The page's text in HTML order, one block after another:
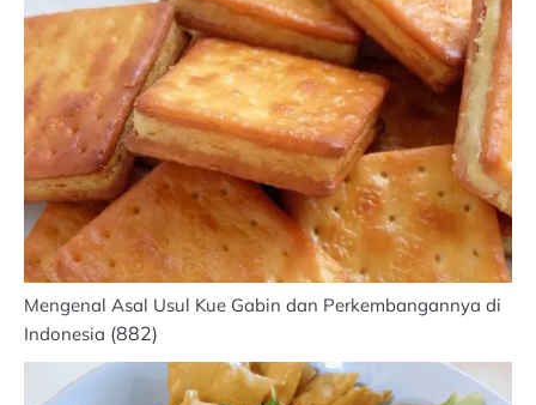
Mengenal Asal Usul Kue Gabin dan Perkembangannya di
Indonesia (882)